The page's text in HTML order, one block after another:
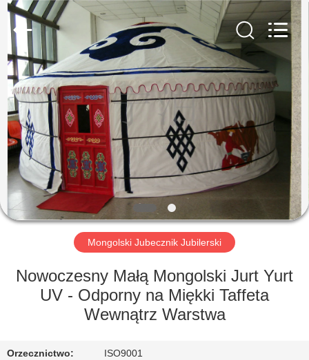
DOM
PRODUKTY
O
NAS
WYCIECZKA
FABRYCE
KONTROLA
Beijing
Silk
Road
Enterprise
Management
Services
Co.,LTD.
Rights
Reserved.
Mongolski Jubecznik Jubilerski
Nowoczesny Małą Mongolski Jurt Yurt
UV - Odporny na Miękki Taffeta
Wewnątrz Warstwa
Orzecznictwo: ISO9001